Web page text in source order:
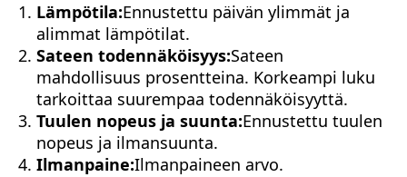
Lämpötila:Ennustettu päivän ylimmät ja
alimmat lämpötilat.
Sateen todennäköisyys:Sateen
mahdollisuus prosentteina. Korkeampi luku
tarkoittaa suurempaa todennäköisyyttä.
Tuulen nopeus ja suunta:Ennustettu tuulen
nopeus ja ilmansuunta.
Ilmanpaine:Ilmanpaineen arvo.